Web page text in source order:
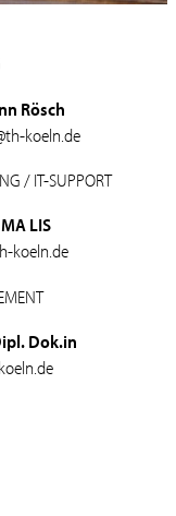
Rösch
koeln.de
/ IT-SUPPORT
LIS
koeln.de
Dok.in